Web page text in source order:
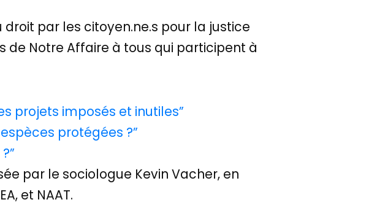
par les citoyen.ne.s pour la justice
de Notre Affaire à tous qui participent à
projets imposés et inutiles”
protégées ?”
par le sociologue Kevin Vacher, en
et NAAT.